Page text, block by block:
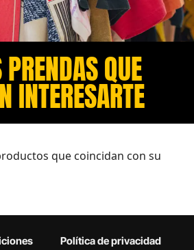
QUE
INTERESARTE​
que coincidan con su
Política de privacidad